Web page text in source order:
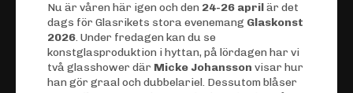
Nu är våren här igen och den 24-26 aprilär det
dags för Glasrikets stora evenemang Glaskonst
2026. Under fredagen kan du se
konstglasproduktion i hyttan, på lördagen har vi
två glasshower där Micke Johansson visar hur
han gör graal och dubbelariel. Dessutom blåser